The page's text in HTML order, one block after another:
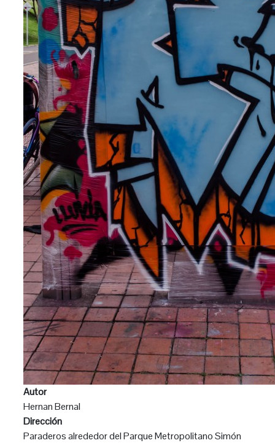
Autor
Hernan Bernal
Dirección
Paraderos alrededor del Parque Metropolitano Simón